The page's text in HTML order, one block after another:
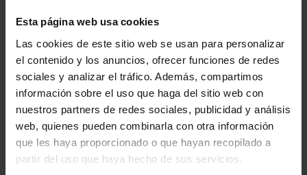
Esta página web usa cookies
Las cookies de este sitio web se usan para personalizar
el contenido y los anuncios, ofrecer funciones de redes
sociales y analizar el tráfico. Además, compartimos
información sobre el uso que haga del sitio web con
nuestros partners de redes sociales, publicidad y análisis
web, quienes pueden combinarla con otra información
que les haya proporcionado o que hayan recopilado a
partir del uso que haya hecho de sus servicios.
CAPITALES ESPAÑOLAS
- SEGOVIA
73,00 €
CAPITALES ESPAÑOLAS
- SALAMANCA
73,00 €